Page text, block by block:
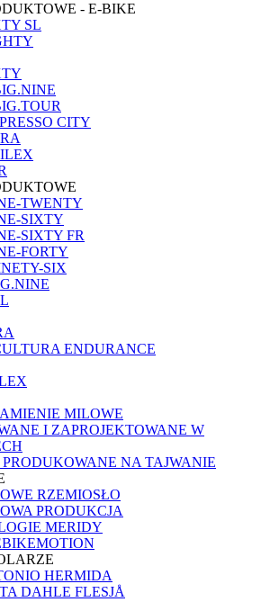
- E-BIKE
SL
CITY
TWENTY
SIXTY
SIXTY FR
FORTY
SIX
ENDURANCE
MILOWE
I ZAPROJEKTOWANE W
NA TAJWANIE
RZEMIOSŁO
PRODUKCJA
MERIDY
HERMIDA
DAHLE FLESJÅ